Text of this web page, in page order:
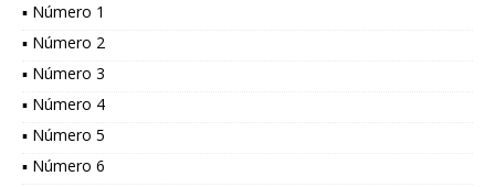
▪ Número 1
▪ Número 2
▪ Número 3
▪ Número 4
▪ Número 5
▪ Número 6